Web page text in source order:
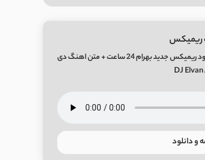
دانلود آهنگ بهرام 24 ساعت ریمیکس دانلود ریمیکس جدید بهرام 24 ساعت + متن اهنگ دی
و دانلود